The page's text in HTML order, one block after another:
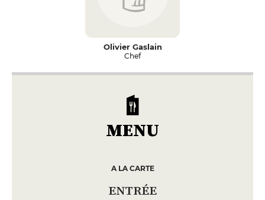
Olivier Gaslain
Chef
MENU
A LA CARTE
ENTRÉE